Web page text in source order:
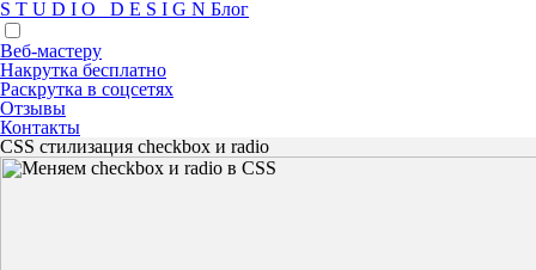
S T U D I O D E S I G N Блог
Веб-мастеру
Накрутка бесплатно
Раскрутка в соцсетях
Отзывы
Контакты
CSS стилизация checkbox и radio